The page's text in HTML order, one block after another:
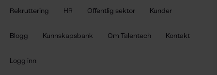
Rekruttering HR Offentlig sektor Kunder
Blogg Kunnskapsbank Om Talentech Kontakt
Logg inn